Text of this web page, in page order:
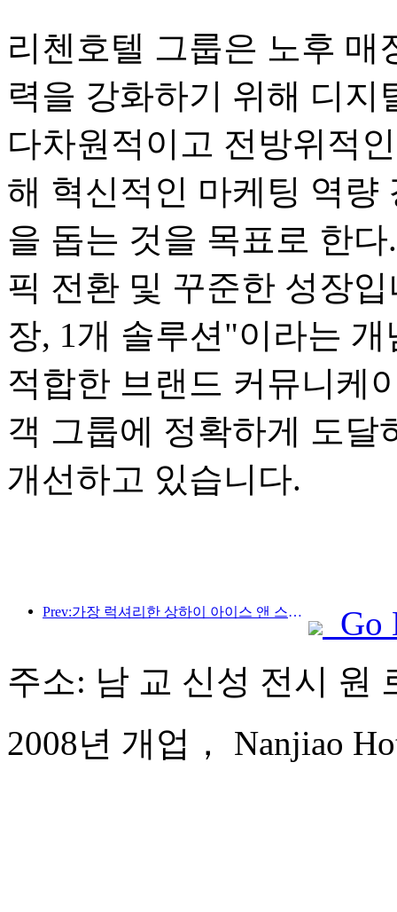
리첸호텔 그룹은 노후 매
력을 강화하기 위해 디
다차원적이고 전방위적
해 혁신적인 마케팅 역량
을 돕는 것을 목표로 한
픽 전환 및 꾸준한 성장
장, 1개 솔루션"이라는
적합한 브랜드 커뮤니케
객 그룹에 정확하게 도달
개선하고 있습니다.
Prev:가장 럭셔리한 상하이 아이스 앤 스노우 월드 호텔이 공개되었습니다.
Go
주소: 남 교 신성 전시 원
2008년 개업， Nanjiao